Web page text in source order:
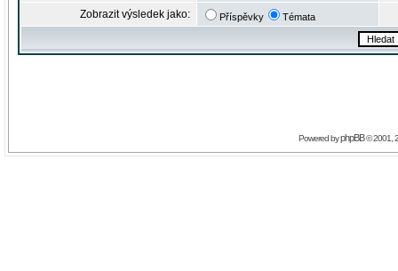
Zobrazit výsledek jako: Příspěvky Témata
Powered byphpBB© 2001,